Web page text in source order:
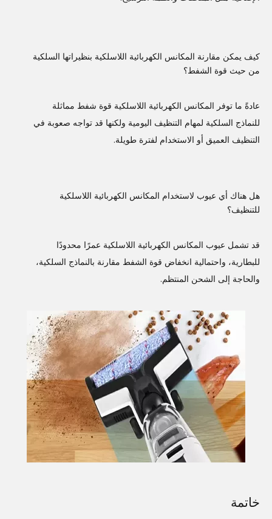
كيف يمكن مقارنة المكانس الكهربائية اللاسلكية بنظيراتها السلكية
من حيث قوة الشفط؟
عادةً ما توفر المكانس الكهربائية اللاسلكية قوة شفط مماثلة
للنماذج السلكية لمهام التنظيف اليومية ولكنها قد تواجه صعوبة في
التنظيف العميق أو الاستخدام لفترة طويلة.
هل هناك أي عيوب لاستخدام المكانس الكهربائية اللاسلكية
للتنظيف؟
قد تشمل عيوب المكانس الكهربائية اللاسلكية عمرًا محدودًا
للبطارية، واحتمالية انخفاض قوة الشفط مقارنة بالنماذج السلكية،
والحاجة إلى الشحن المنتظم.
خاتمة